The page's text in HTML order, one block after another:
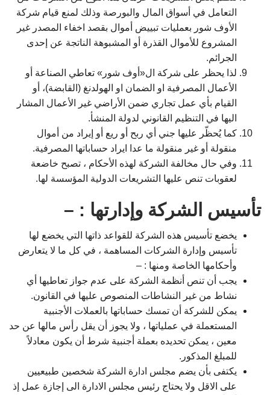
التعامل في أسواق المال والبورصة وذلك لمنع قيام شركة
الأوف شور بعمليات تبييض أموال بقصد اخفاء المصدر غير
المشروع للأموال القذرة أو المشبوهة الناتجة عن إحدى
الجرائم.
لذا يحظر على شركة ال«أوف شور» تعاطي الصناعة أو
الأعمال المصرفية او الضمان او الهولدنغ (القابضة)، أو
القيام بأي عمل تجاري ضمن الأراضي غير الأعمال المشار
اليها في التنظيم القانوني لدولة المنشأ.
كما يُحظّر عليها جني أي ربح أو ريع أو إيراد من أموال
منقولة أو غير منقولة ما عدا ايراد حساباتها المصرفية.
وفي حال مخالفة الشركة لهذه الأحكام ، تصبح خاضعة
لعقوبات تنص عليها التشريعات الدولية المؤسسة لها.
تأسيس الشركة وإدارتها : –
يخضع تأسيس هذه الشركة للقواعد ذاتها التي يخضع لها
تأسيس وإدارة الشركات المساهمة ، في كل ما لا يتعارض
وأحكامها الخاصة ومنها : –
يجب أن تنص أنظمة الشركة على عدم جواز تعاطيها أي
نشاط من غير النشاطات المنصوص عليها في القانون.
يمكن للشركة أن تمسك حساباتها بالعملات الأجنبية
المستعملة في عملياتها ، ولا يجوز أن يقل رأس مالها عن حد
معين ، يمكن تحديده بعملة أجنبية شرط أن يكون معادلاً
للمبلغ المذكور.
يكتفى بأن يضم مجلس ادارة الشركة شخصين طبيعيين
على الاقل ولا يحتاج رئيس مجلس الادارة الى إجازة عمل إذ